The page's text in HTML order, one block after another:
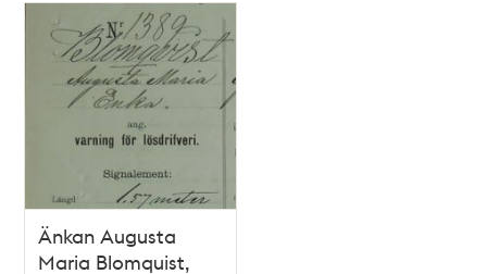
Änkan Augusta
Maria Blomquist,